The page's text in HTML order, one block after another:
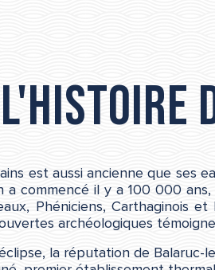
L'histoire
est aussi ancienne que
commencé il y a 100 000
Phéniciens, Carthaginois
archéologiques
la réputation de